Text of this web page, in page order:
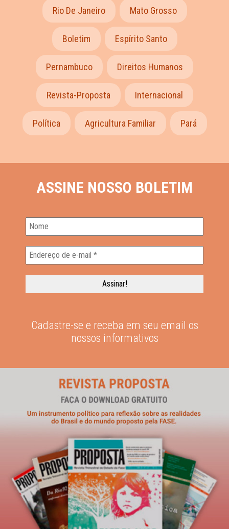
Rio De Janeiro Mato Grosso
Boletim Espírito Santo
Pernambuco Direitos Humanos
Revista-Proposta Internacional
Política Agricultura Familiar Pará
ASSINE NOSSO BOLETIM
Cadastre-se e receba em seu email os
nossos informativos